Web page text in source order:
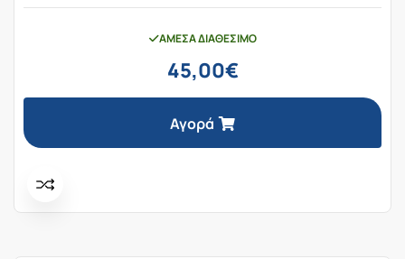
ΆΜΕΣΑ ΔΙΑΘΈΣΙΜΟ
45,00€
Αγορά